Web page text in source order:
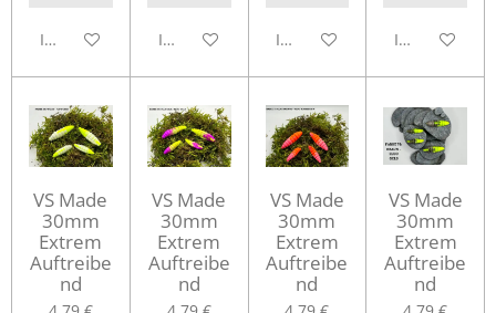
In den WarenkorbIn den WarenkorbIn den WarenkorbIn den
VS Made
30mm
Extrem
Auftreibe
nd
VS Made
30mm
Extrem
Auftreibe
nd
VS Made
30mm
Extrem
Auftreibe
nd
VS Made
30mm
Extrem
Auftreibe
nd